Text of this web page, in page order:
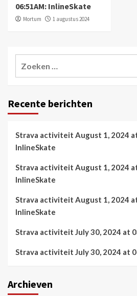
06:51AM: InlineSkate
Mortum 1 augustus 2024
Recente berichten
Strava activiteit August 1, 2024
InlineSkate
Strava activiteit August 1, 2024
InlineSkate
Strava activiteit August 1, 2024
InlineSkate
Strava activiteit July 30, 2024 at
Strava activiteit July 30, 2024 at
Archieven